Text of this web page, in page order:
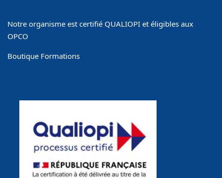
Notre organisme est certifié QUALIOPI et éligibles aux
OPCO
Boutique Formations